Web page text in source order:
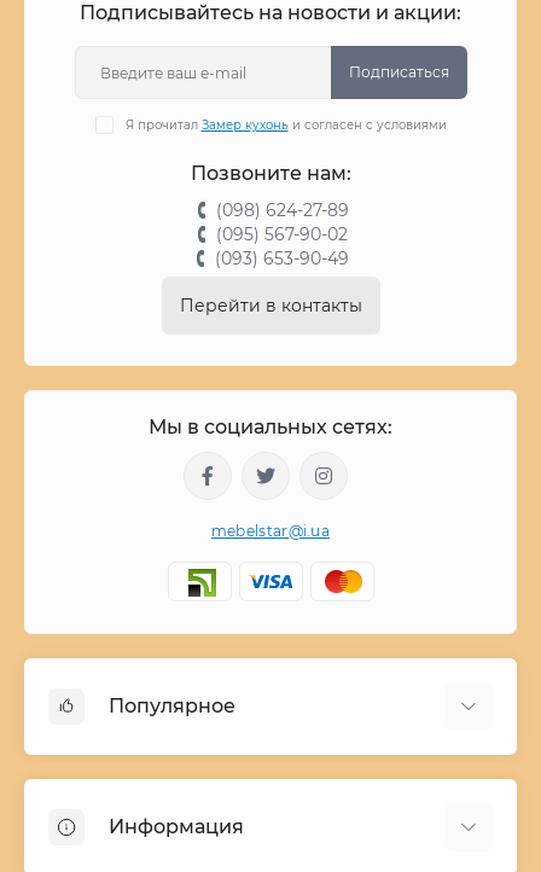
Подписывайтесь на новости и акции:
Подписаться
Я прочитал Замер кухоньи согласен с условиями
Позвоните нам:
(098) 624-27-89
(095) 567-90-02
(093) 653-90-49
Перейти в контакты
Мы в социальных сетях:
mebelstar@i.ua
Популярное
Шкафы купе ширина 90-210 cм высота 220 cм
Информация